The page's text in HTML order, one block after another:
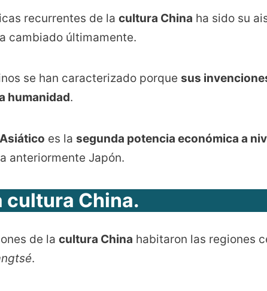
recurrentes de la cultura China ha sido su
cambiado últimamente.
se han caracterizado porque sus
humanidad.
es la segunda potencia económica a
anteriormente Japón.
cultura China.
de la cultura China habitaron las regiones
.